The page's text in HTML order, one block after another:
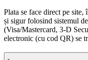
Plata se face direct pe
și sigur folosind sistemul
(Visa/Mastercard, 3-D
electronic (cu cod QR) se